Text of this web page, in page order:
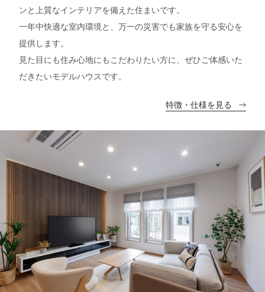
ンと上質なインテリアを備えた住まいです。
一年中快適な室内環境と、万一の災害でも家族を守る安心を
提供します。
見た目にも住み心地にもこだわりたい方に、ぜひご体感いた
だきたいモデルハウスです。
特徴・仕様を見る